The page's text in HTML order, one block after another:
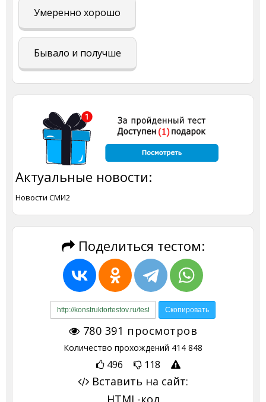
Умеренно хорошо
Бывало и получше
Актуальные новости:
Новости СМИ2
Поделиться тестом:
780 391 просмотров
Количество прохождений 414 848
496 118
Вставить на сайт: